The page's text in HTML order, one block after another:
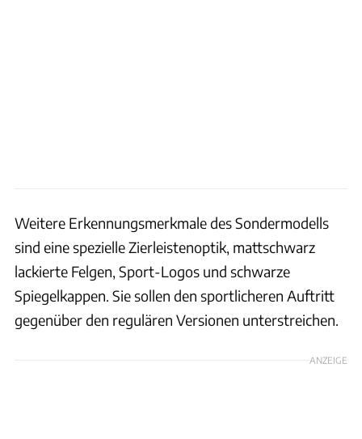
Weitere Erkennungsmerkmale des Sondermodells
sind eine spezielle Zierleistenoptik, mattschwarz
lackierte Felgen, Sport-Logos und schwarze
Spiegelkappen. Sie sollen den sportlicheren Auftritt
gegenüber den regulären Versionen unterstreichen.
ANZEIGE